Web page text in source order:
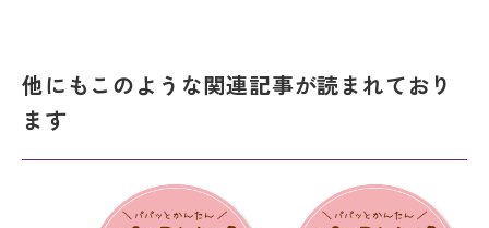
他にもこのような関連記事が読まれており
ます